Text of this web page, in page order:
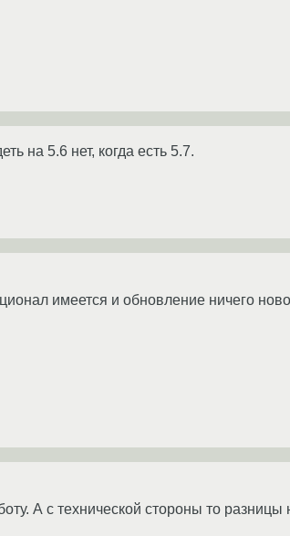
на 5.6 нет, когда есть 5.7.
имеется и обновление ничего
А с технической стороны то разницы